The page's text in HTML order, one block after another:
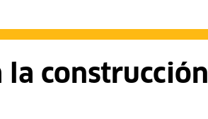
construcción